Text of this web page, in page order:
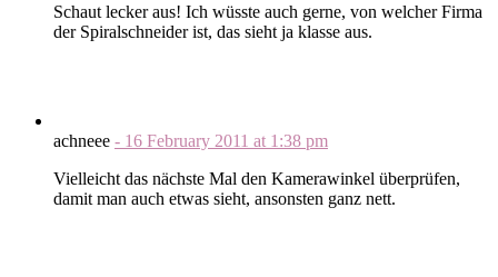
Schaut lecker aus! Ich wüsste auch gerne, von welcher Firma
der Spiralschneider ist, das sieht ja klasse aus.
achneee - 16 February 2011 at 1:38 pm
Vielleicht das nächste Mal den Kamerawinkel überprüfen,
damit man auch etwas sieht, ansonsten ganz nett.